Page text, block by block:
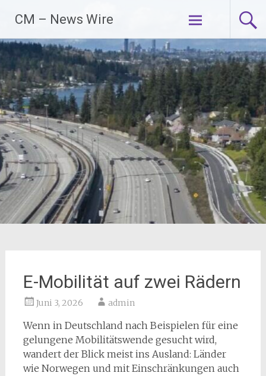
Inhalt
springen
CM – News Wire
E-Mobilität auf zwei Rädern
Juni 3, 2026 admin
Wenn in Deutschland nach Beispielen für eine
gelungene Mobilitätswende gesucht wird,
wandert der Blick meist ins Ausland: Länder
wie Norwegen und mit Einschränkungen auch